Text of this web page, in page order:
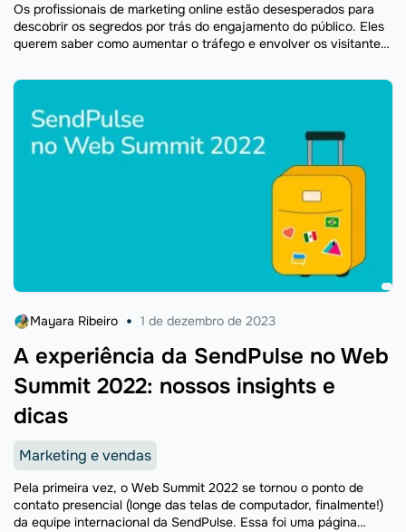
Os profissionais de marketing online estão desesperados para
descobrir os segredos por trás do engajamento do público. Eles
querem saber como aumentar o tráfego e envolver os visitantes,
A experiência da SendPulse no Web
Summit 2022: nossos insights e
dicas
Mayara Ribeiro 1 de dezembro de 2023
Marketing e vendas
Pela primeira vez, o Web Summit 2022 se tornou o ponto de
contato presencial (longe das telas de computador, finalmente!)
da equipe internacional da SendPulse. Essa foi uma página